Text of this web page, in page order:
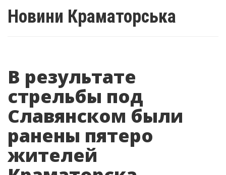
Новини Краматорська
В результате
стрельбы под
Славянском были
ранены пятеро
жителей